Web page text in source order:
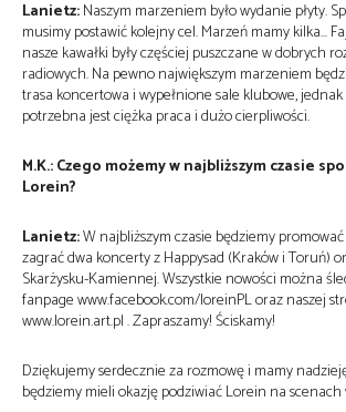
Lanietz:Naszym marzeniem było wydanie płyty.
musimy postawić kolejny cel. Marzeń mamy kilka…
nasze kawałki były częściej puszczane w dobrych
radiowych. Na pewno największym marzeniem
trasa koncertowa i wypełnione sale klubowe,
potrzebna jest ciężka praca i dużo cierpliwości.
M.K.: Czego możemy w najbliższym czasie
Lorein?
Lanietz:W najbliższym czasie będziemy
zagrać dwa koncerty z Happysad (Kraków i Toruń)
Skarżysku-Kamiennej. Wszystkie nowości można
fanpage www.facebook.com/loreinPL oraz naszej
www.lorein.art.pl . Zapraszamy! Ściskamy!
Dziękujemy serdecznie za rozmowę i mamy
będziemy mieli okazję podziwiać Lorein na scenach